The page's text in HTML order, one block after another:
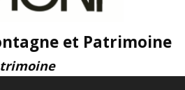
et Patrimoine